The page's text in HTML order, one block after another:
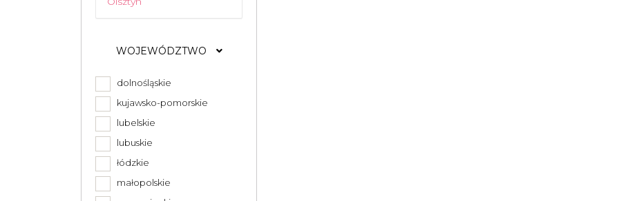
WOJEWÓDZTWO
dolnośląskie
kujawsko-pomorskie
lubelskie
lubuskie
łódzkie
małopolskie